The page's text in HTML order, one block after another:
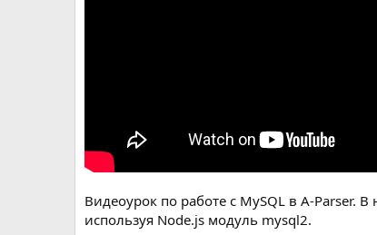
Видеоурок по работе с MySQL в A-Parser.
используя Node.js модуль mysql2.